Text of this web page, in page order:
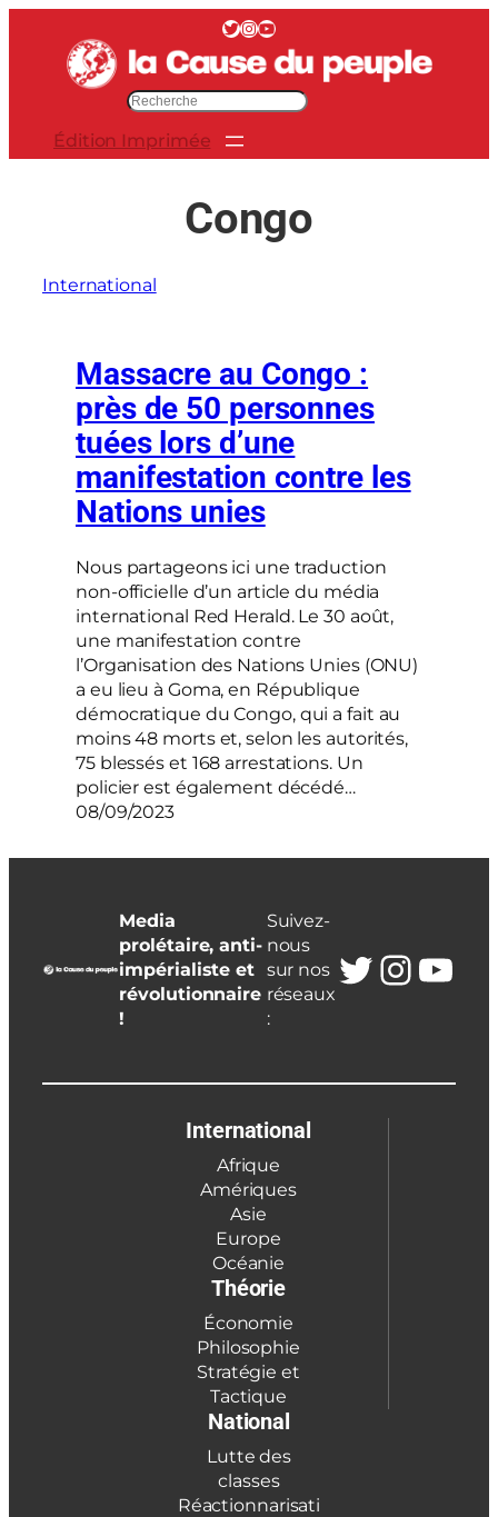
contenu
Twitter InstagramYouTube
e
Édition Imprimée
Congo
International
Massacre au Congo :
près de 50 personnes
tuées lors d’une
manifestation contre les
Nations unies
Nous partageons ici une traduction
non-officielle d’un article du média
international Red Herald. Le 30 août,
une manifestation contre
l’Organisation des Nations Unies (ONU)
a eu lieu à Goma, en République
démocratique du Congo, qui a fait au
moins 48 morts et, selon les autorités,
75 blessés et 168 arrestations. Un
policier est également décédé…
08/09/2023
Media
prolétaire, anti-
impérialiste et
révolutionnaire
!
Suivez-
nous
sur nos
réseaux
:
Twitter
International
Afrique
Amériques
Asie
Europe
Océanie
Théorie
Économie
Philosophie
Stratégie et
Tactique
National
Lutte des
classes
Réactionnarisati